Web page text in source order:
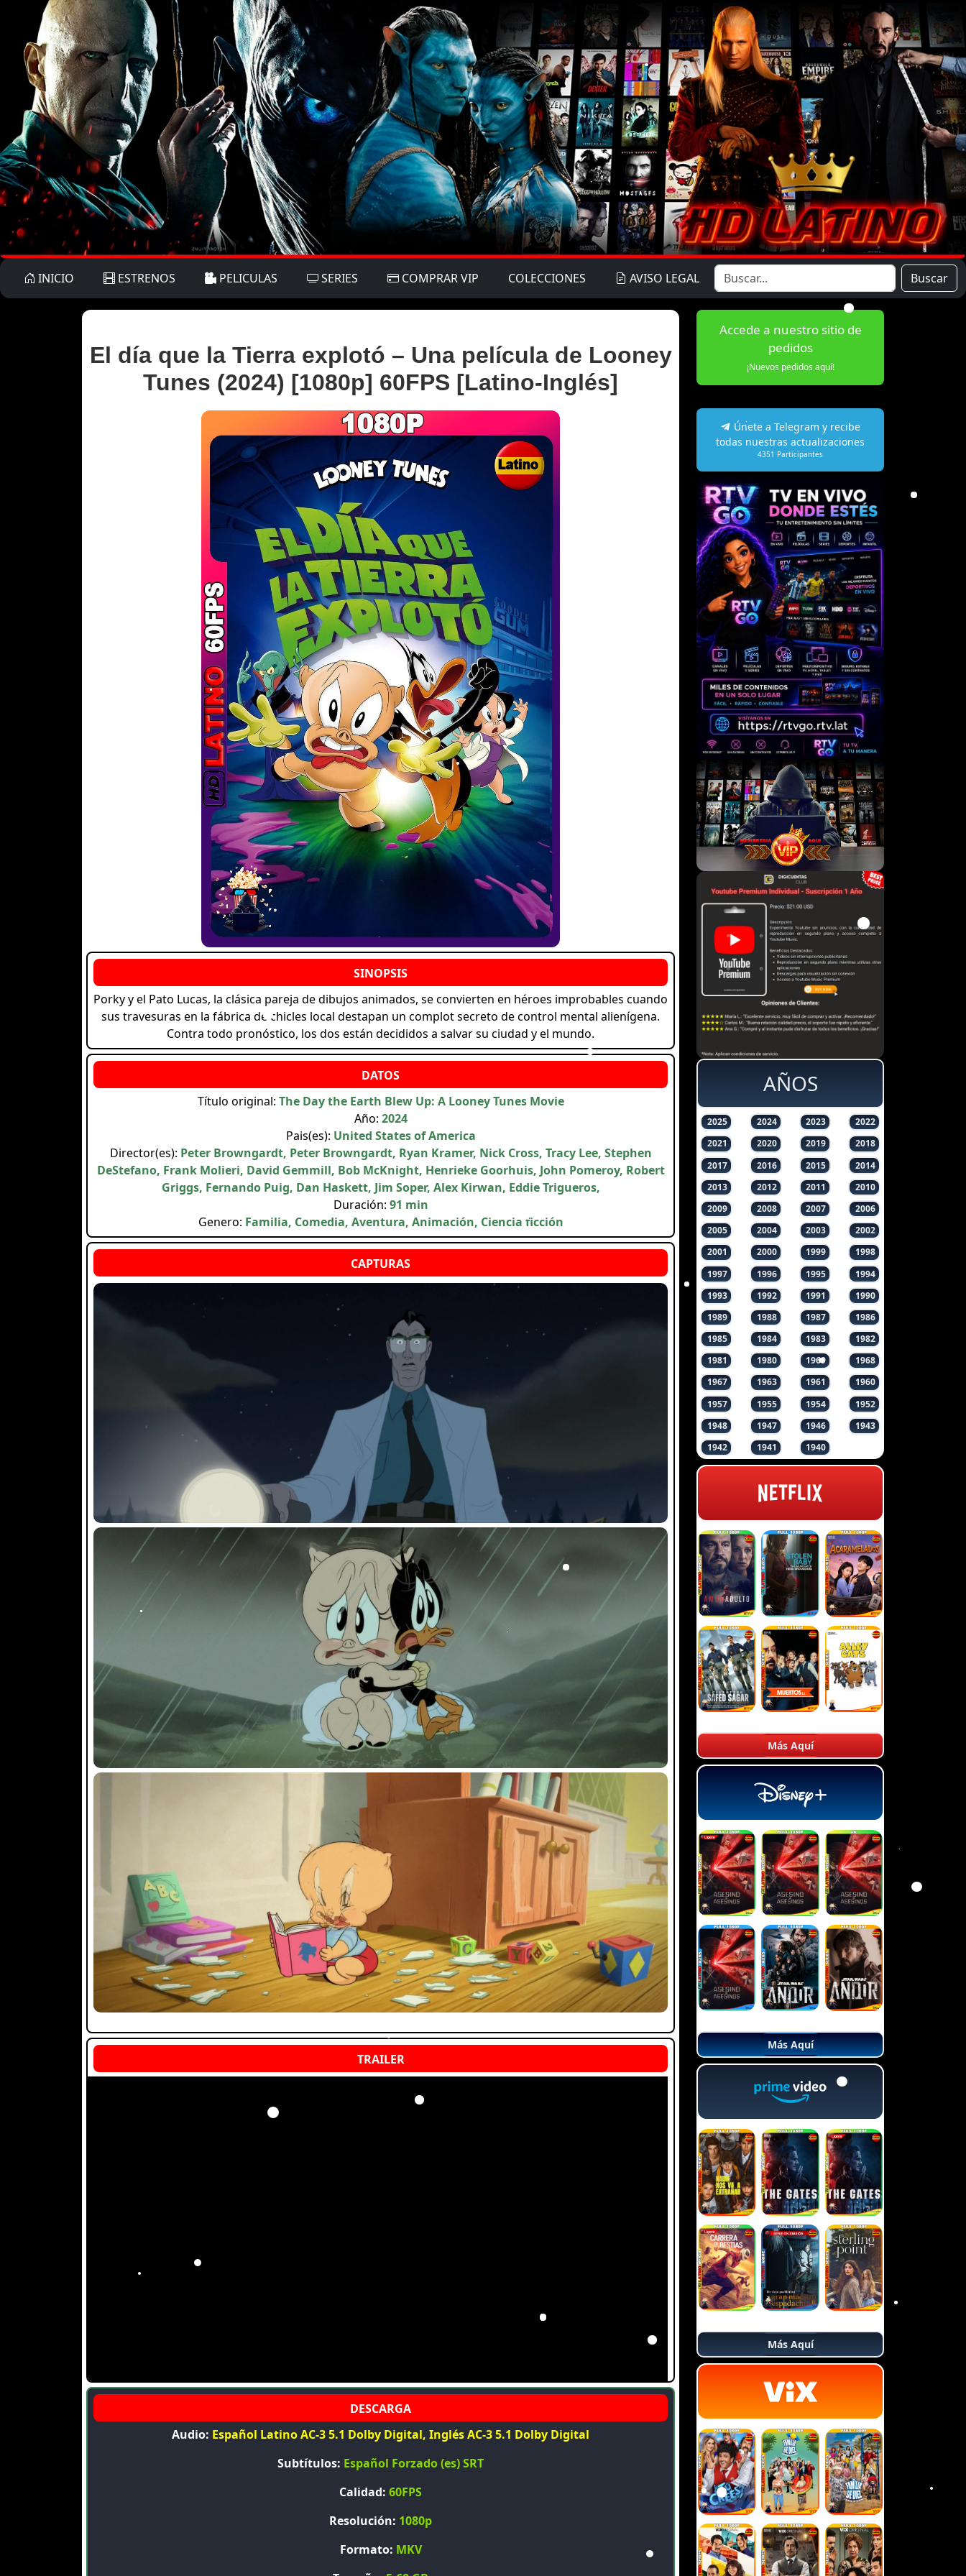
INICIO ESTRENOS PELICULAS SERIES COMPRAR VIP COLECCIONES AVISO LEGAL Buscar
El día que la Tierra explotó – Una película de Looney
Tunes (2024) [1080p] 60FPS [Latino-Inglés]
Porky y el Pato Lucas, la clásica pareja de dibujos animados, se convierten en héroes improbables cuando
sus travesuras en la fábrica de chicles local destapan un complot secreto de control mental alienígena.
Contra todo pronóstico, los dos están decididos a salvar su ciudad y el mundo.
Título original: The Day the Earth Blew Up: A Looney Tunes Movie
Año: 2024
Pais(es): United States of America
Director(es): Peter Browngardt, Peter Browngardt, Ryan Kramer, Nick Cross, Tracy Lee, Stephen
DeStefano, Frank Molieri, David Gemmill, Bob McKnight, Henrieke Goorhuis, John Pomeroy, Robert
Griggs, Fernando Puig, Dan Haskett, Jim Soper, Alex Kirwan, Eddie Trigueros,
Duración: 91 min
Genero: Familia, Comedia, Aventura, Animación, Ciencia ficción
Audio: Español Latino AC-3 5.1 Dolby Digital, Inglés AC-3 5.1 Dolby Digital
Subtítulos: Español Forzado (es) SRT
Calidad: 60FPS
Resolución: 1080p
Formato: MKV
Accede a nuestro sitio de
pedidos
¡Nuevos pedidos aquí!
Únete a Telegram y recibe
todas nuestras actualizaciones
4351 Participantes
AÑOS
2025 2024 2023
2022
2021
2020 2019
2018
2017
2016 2015
2014
2013
2012 2011
2010
2009
2008 2007
2006
2005
2004 2003
2002
2001
2000 1999
1998
1997
1996 1995
1994
1993
1992 1991
1990
1989
1988 1987
1986
1985
1984 1983
1982
1981
1980 1969
1968
1967
1963 1961
1960
1957
1955 1954
1952
1948
1947 1946
1943
1942
1941 1940
Más Aquí
Más Aquí
Más Aquí